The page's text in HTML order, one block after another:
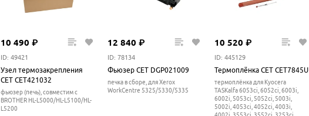
10 490 ₽
ID: 49421
Узел термозакрепления
CET CET421032
фьюзер (печь), совместим с
BROTHER HL-L5000/HL-L5100/HL-
L5200
12 840 ₽
ID: 78134
Фьюзер CET DGP021009
печка в сборе, для Xerox
WorkCentre 5325/5330/5335
10 520 ₽
ID: 445129
Термоплёнка CET CET7845U
термоплёнка для Kyocera
TASKalfa 6053ci, 6052ci, 6003i,
6002i, 5053ci, 5052ci, 5003i,
5002i, 4053ci, 4052ci, 4003i,